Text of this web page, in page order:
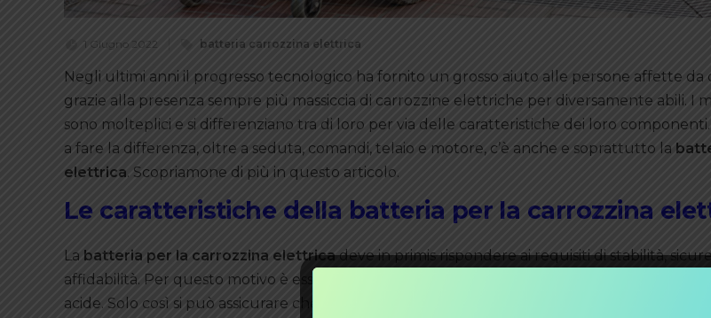
1 Giugno 2022 batteria carrozzina elettrica
Negli ultimi anni il progresso tecnologico ha fornito un grosso aiuto alle persone affette da
grazie alla presenza sempre più massiccia di carrozzine elettriche per diversamente abili. I
sono molteplici e si differenziano tra di loro per via delle caratteristiche dei loro
a fare la differenza, oltre a seduta, comandi, telaio e motore, c’è anche e soprattutto la
elettrica. Scopriamone di più in questo articolo.
Le caratteristiche della batteria per la carrozzina
La batteria per la carrozzina elettricadeve in primis rispondere ai requisiti di stabilità,
affidabilità. Per questo motivo è essenziale che sia di tipo ermetico, in modo da garantire
acide. Solo così si può assicurare che non vada ad interferire con le centraline e con i